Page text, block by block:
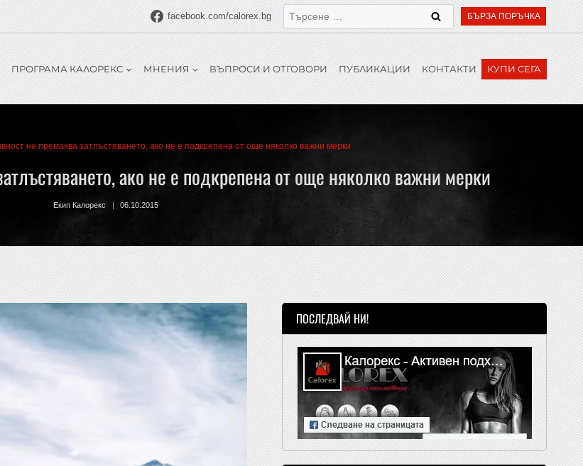
facebook.com/calorex.bg БЪРЗА ПОРЪЧКА
ПРОГРАМА КАЛОРЕКС МНЕНИЯ ВЪПРОСИ И ОТГОВОРИ ПУБЛИКАЦИИ КОНТАКТИ КУПИ СЕГА
не премахва затлъстяването, ако не е подкрепена от още няколко важни мерки
ако не е подкрепена от още няколко важни мерки
Екип Калорекс 06.10.2015
ПОСЛЕДВАЙ НИ!